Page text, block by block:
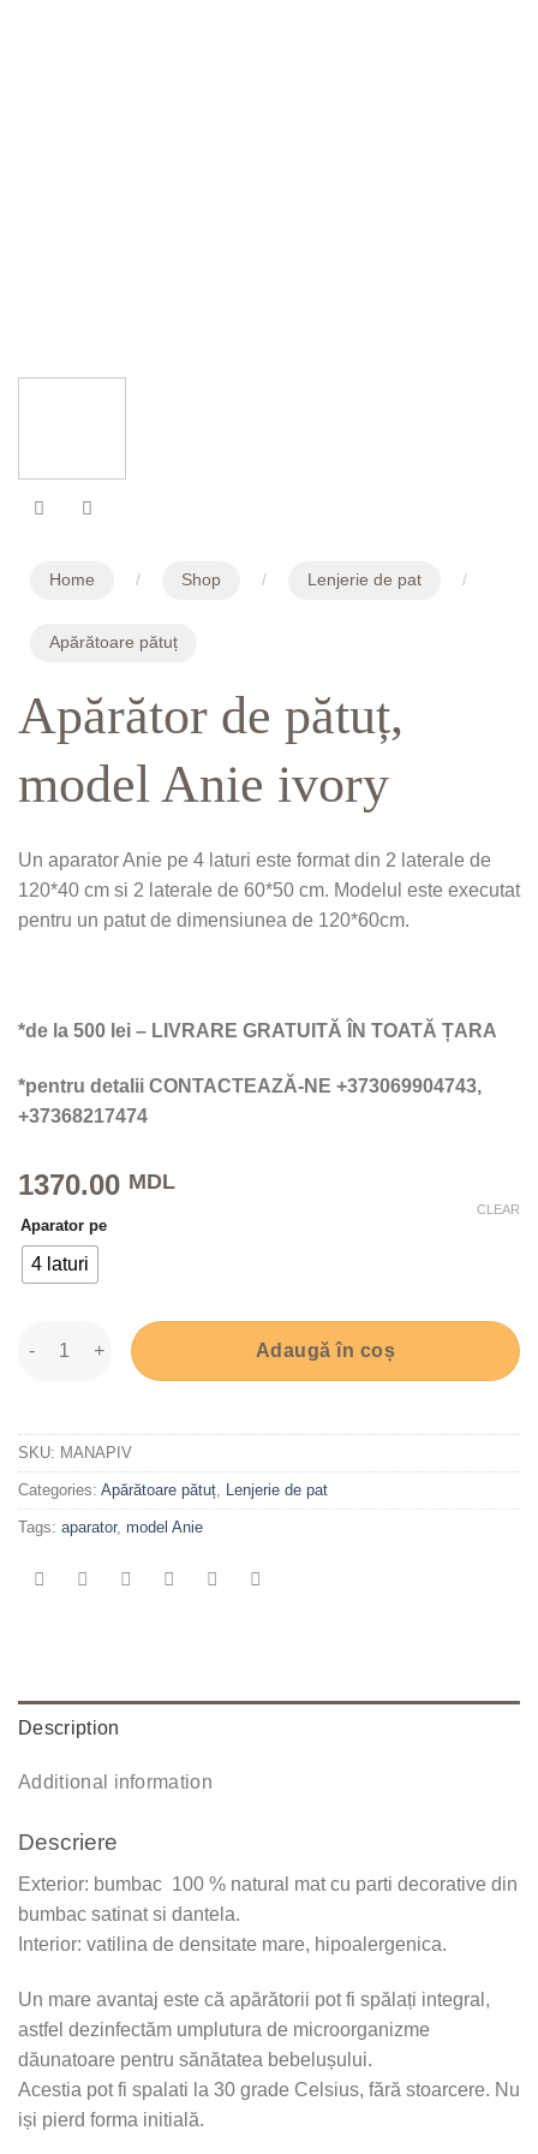
Home / Shop / Lenjerie de pat /
Apărătoare pătuț
Apărător de pătuț,
model Anie ivory
1370.00 MDL
Un aparator Anie pe 4 laturi este format din 2 laterale de
120*40 cm si 2 laterale de 60*50 cm. Modelul este executat
pentru un patut de dimensiunea de 120*60cm.
*de la 500 lei – LIVRARE GRATUITĂ ÎN TOATĂ ȚARA
*pentru detalii CONTACTEAZĂ-NE +373069904743,
+37368217474
Aparator pe
4 laturi
CLEAR
Apărător de pătuț, model Anie ivory quantity
Adaugă în coș
SKU: MANAPIV
Categories: Apărătoare pătuț, Lenjerie de pat
Tags: aparator, model Anie
Description
Additional information
Descriere
Exterior: bumbac 100 % natural mat cu parti decorative din
bumbac satinat si dantela.
Interior: vatilina de densitate mare, hipoalergenica.
Un mare avantaj este că apărătorii pot fi spălați integral,
astfel dezinfectăm umplutura de microorganizme
dăunatoare pentru sănătatea bebelușului.
Acestia pot fi spalati la 30 grade Celsius, fără stoarcere. Nu
iși pierd forma initială.